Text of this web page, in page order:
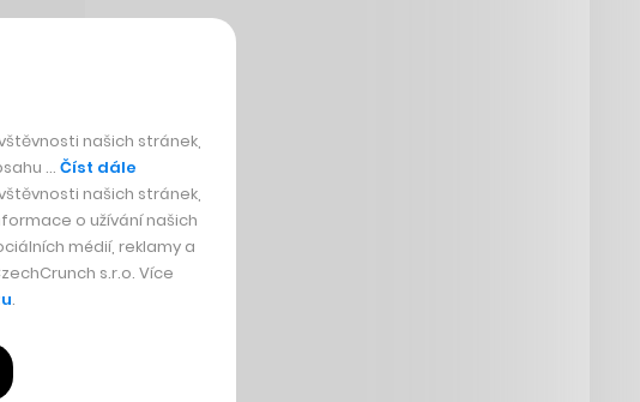
našich stránek,
… Číst dále
našich stránek,
o užívání našich
médií, reklamy a
s.r.o. Více
.